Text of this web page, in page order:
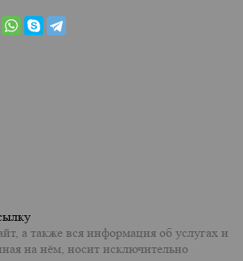
а также вся информация об услугах и
на нём, носит исключительно